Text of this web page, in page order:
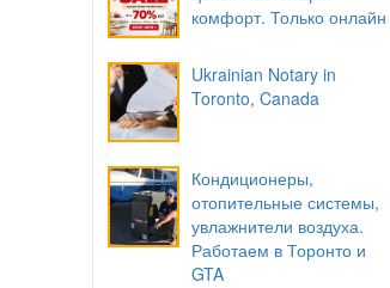
комфорт. Только онлайн
Ukrainian Notary in
Toronto, Canada
Кондиционеры,
отопительные системы,
увлажнители воздуха.
Работаем в Торонто и
GTA